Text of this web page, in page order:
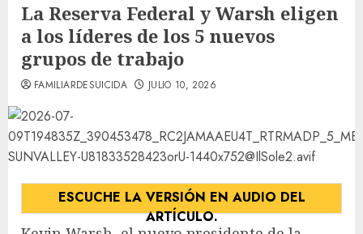
La Reserva Federal y Warsh eligen
a los líderes de los 5 nuevos
grupos de trabajo
FAMILIARDESUICIDA JULIO 10, 2026
ESCUCHE LA VERSIÓN EN AUDIO DEL
ARTÍCULO.